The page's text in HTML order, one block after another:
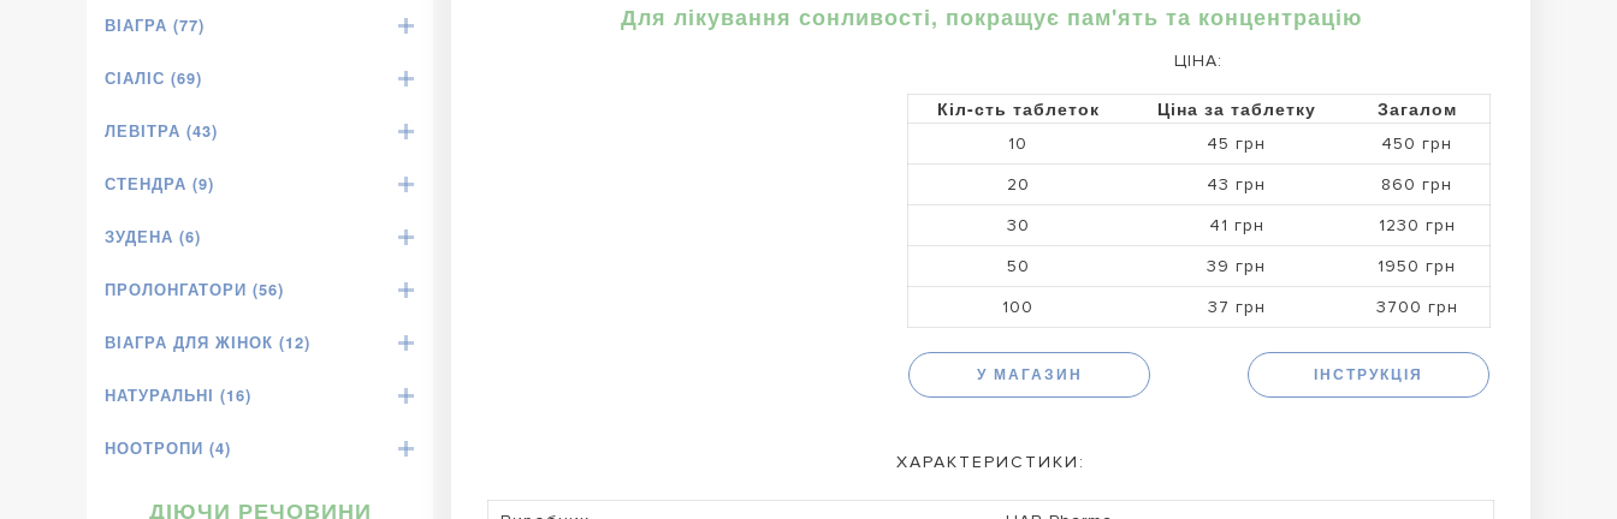
ВІАГРА (77)
СІАЛІС (69)
ЛЕВІТРА (43)
СТЕНДРА (9)
ЗУДЕНА (6)
ПРОЛОНГАТОРИ (56)
ВІАГРА ДЛЯ ЖІНОК (12)
НАТУРАЛЬНІ (16)
НООТРОПИ (4)
ДІЮЧИ РЕЧОВИНИ
Для лікування сонливості, покращує пам'ять та концентрацію
ЦІНА:
Кіл-сть таблеток Ціна за таблетку Загалом
10 45 грн
450 грн
20
43 грн
860 грн
30
41 грн
1230 грн
50
39 грн
1950 грн
100
37 грн 3700 грн
У МАГАЗИН ІНСТРУКЦІЯ
ХАРАКТЕРИСТИКИ: